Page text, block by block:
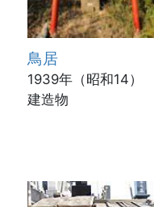
鳥居
1939年（昭和14）
建造物